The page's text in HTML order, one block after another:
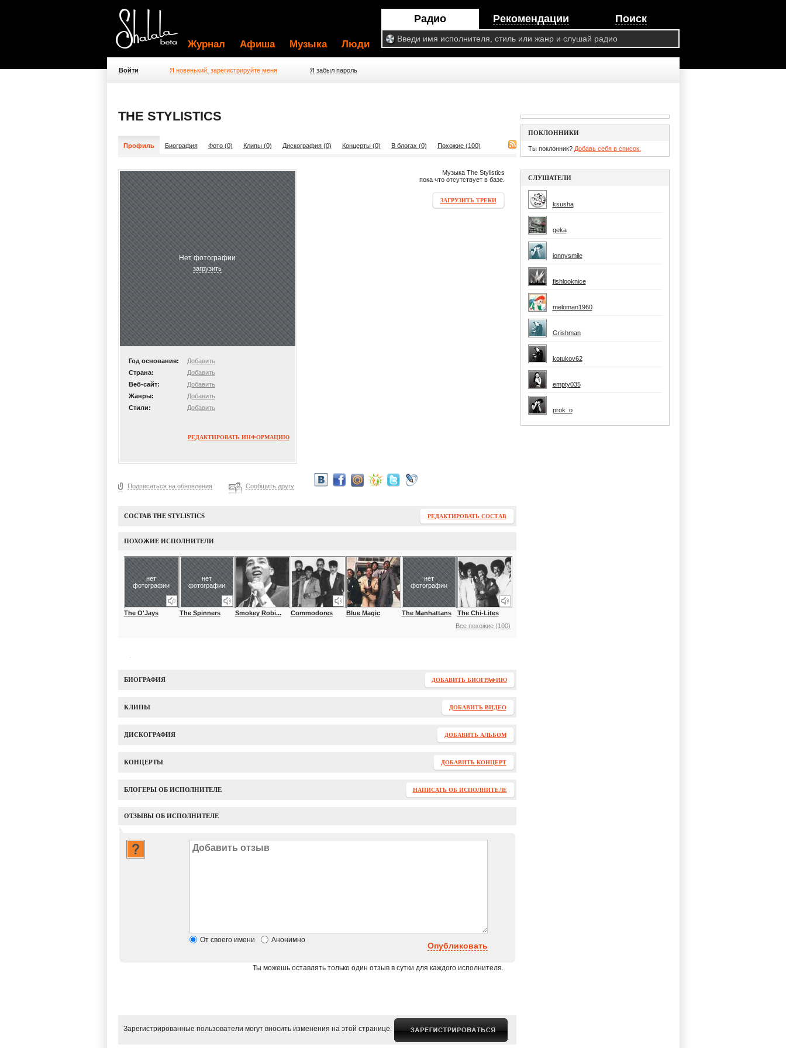
Радио Рекомендации Поиск
Журнал Афиша Музыка Люди
Войти Я новенький, зарегистрируйте меня Я забыл пароль
THE STYLISTICS
Профиль Биография Фото (0) Клипы (0) Дискография (0) Концерты (0) В блогах (0) Похожие (100)
Нет фотографии
загрузить
Год основания:
Добавить
Страна:
Добавить
Веб-сайт:
Добавить
Жанры:
Добавить
Стили:
Добавить
РЕДАКТИРОВАТЬ ИНФОРМАЦИЮ
Музыка The Stylistics
пока что отсутствует в базе.
ЗАГРУЗИТЬ ТРЕКИ
Подписаться на обновления Сообщить другу
СОСТАВ THE STYLISTICS РЕДАКТИРОВАТЬ СОСТАВ
ПОХОЖИЕ ИСПОЛНИТЕЛИ
нет
фотографии
The O'Jays
нет
фотографии
The Spinners Smokey Robi... Commodores Blue Magic
нет
фотографии
The Manhattans
The Chi-Lites
Все похожие (100)
БИОГРАФИЯ ДОБАВИТЬ БИОГРАФИЮ
КЛИПЫ ДОБАВИТЬ ВИДЕО
ДИСКОГРАФИЯ ДОБАВИТЬ АЛЬБОМ
КОНЦЕРТЫ ДОБАВИТЬ КОНЦЕРТ
БЛОГЕРЫ ОБ ИСПОЛНИТЕЛЕ НАПИСАТЬ ОБ ИСПОЛНИТЕЛЕ
ОТЗЫВЫ ОБ ИСПОЛНИТЕЛЕ
От своего имени Анонимно
Опубликовать
Ты можешь оставлять только один отзыв в сутки для каждого исполнителя.
Зарегистрированные пользователи могут вносить изменения на этой странице.
ПОКЛОННИКИ
Ты поклонник? Добавь себя в список.
СЛУШАТЕЛИ
ksusha
geka
jonnysmile
fishlooknice
meloman1960
Grishman
kotukov62
empty035
prok_o